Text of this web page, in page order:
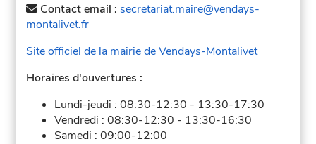
Contact email : secretariat.maire@vendays-
montalivet.fr
Site officiel de la mairie de Vendays-Montalivet
Horaires d'ouvertures :
Lundi-jeudi :08:30-12:30 - 13:30-17:30
Vendredi :08:30-12:30 - 13:30-16:30
Samedi :09:00-12:00